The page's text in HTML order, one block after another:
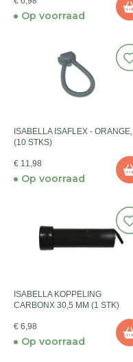
Op voorraad
ISABELLA ISAFLEX - ORANGE,
(10 STKS)
€ 11,98
Op voorraad
ISABELLA KOPPELING
CARBONX 30,5 MM (1 STK)
€ 6,98
Op voorraad